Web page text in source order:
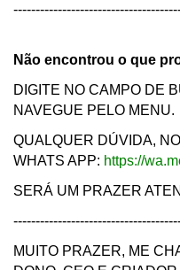
Não encontrou o que
DIGITE NO CAMPO DE
NAVEGUE PELO MENU.
QUALQUER DÚVIDA,
WHATS APP: https://
SERÁ UM PRAZER
MUITO PRAZER, ME